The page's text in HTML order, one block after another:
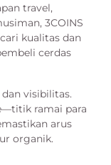
travel,
3COINS
kualitas dan
cerdas
visibilitas.
ramai para
arus
organik.